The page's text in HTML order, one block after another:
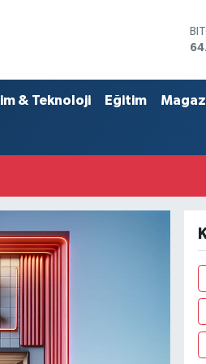
& Teknoloji Eğitim